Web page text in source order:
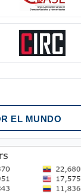
EL MUNDO